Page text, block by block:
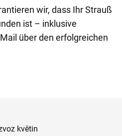
wir, dass Ihr Strauß
ist – inklusive
über den erfolgreichen
květin